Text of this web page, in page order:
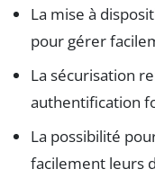
La mise à
pour gérer
La sécurisation
authentification
La possibilité
facilement leurs